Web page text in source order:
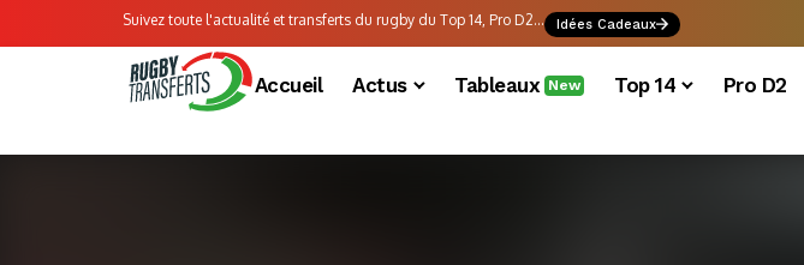
Suivez toute l'actualité et transferts du rugby du Top 14, Pro D2... Idées Cadeaux
Accueil Actus Tableaux New Top 14 Pro D2